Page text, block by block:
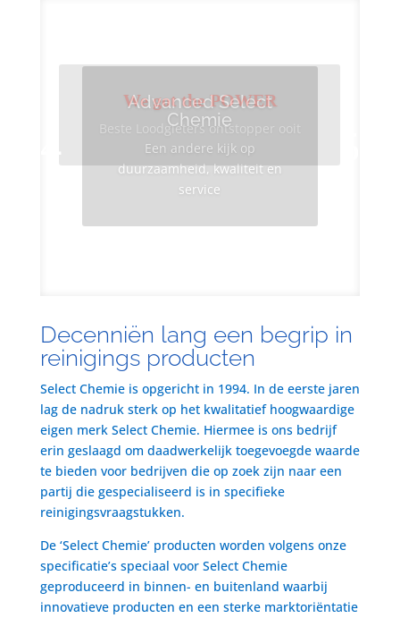
Advanced Select
Chemie
Een andere kijk op
duurzaamheid, kwaliteit en
service
We got the POWER
Beste Loodgieters ontstopper ooit
Decenniën lang een begrip in
reinigings producten
Select Chemie is opgericht in 1994. In de eerste jaren
lag de nadruk sterk op het kwalitatief hoogwaardige
eigen merk Select Chemie. Hiermee is ons bedrijf
erin geslaagd om daadwerkelijk toegevoegde waarde
te bieden voor bedrijven die op zoek zijn naar een
partij die gespecialiseerd is in specifieke
reinigingsvraagstukken.
De ‘Select Chemie’ producten worden volgens onze
specificatie’s speciaal voor Select Chemie
geproduceerd in binnen- en buitenland waarbij
innovatieve producten en een sterke marktoriëntatie